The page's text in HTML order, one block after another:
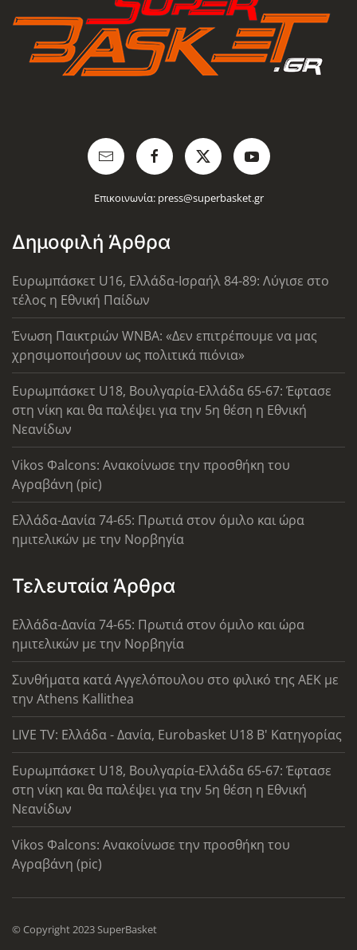
Επικοινωνία: press@superbasket.gr
Δημοφιλή Άρθρα
Ευρωμπάσκετ U16, Ελλάδα-Ισραήλ 84-89: Λύγισε στο
τέλος η Εθνική Παίδων
Ένωση Παικτριών WNBA: «Δεν επιτρέπουμε να μας
χρησιμοποιήσουν ως πολιτικά πιόνια»
Ευρωμπάσκετ U18, Βουλγαρία-Ελλάδα 65-67: Έφτασε
στη νίκη και θα παλέψει για την 5η θέση η Εθνική
Νεανίδων
Vikos Φalcons: Ανακοίνωσε την προσθήκη του
Αγραβάνη (pic)
Ελλάδα-Δανία 74-65: Πρωτιά στον όμιλο και ώρα
ημιτελικών με την Νορβηγία
Τελευταία Άρθρα
Ελλάδα-Δανία 74-65: Πρωτιά στον όμιλο και ώρα
ημιτελικών με την Νορβηγία
Συνθήματα κατά Αγγελόπουλου στο φιλικό της ΑΕΚ με
την Athens Kallithea
LIVE TV: Ελλάδα - Δανία, Eurobasket U18 Β' Κατηγορίας
Ευρωμπάσκετ U18, Βουλγαρία-Ελλάδα 65-67: Έφτασε
στη νίκη και θα παλέψει για την 5η θέση η Εθνική
Νεανίδων
Vikos Φalcons: Ανακοίνωσε την προσθήκη του
Αγραβάνη (pic)
© Copyright 2023 SuperBasket